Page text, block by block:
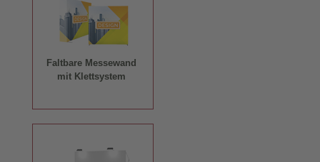
Messestand ein. Doch damit nicht genug: Ergänzen Sie Ihr
einzigartiges Präsentationserlebnis mit unseren individuell
bedruckbaren Messetheken
gekonnt in Szene setzen.
Handumdrehen eine beeindruckende Kulisse, die nicht nur
professioneller Hintergrund für Präsentationen glänzt. Mit
Faltbare Messewand
mit Klettsystem